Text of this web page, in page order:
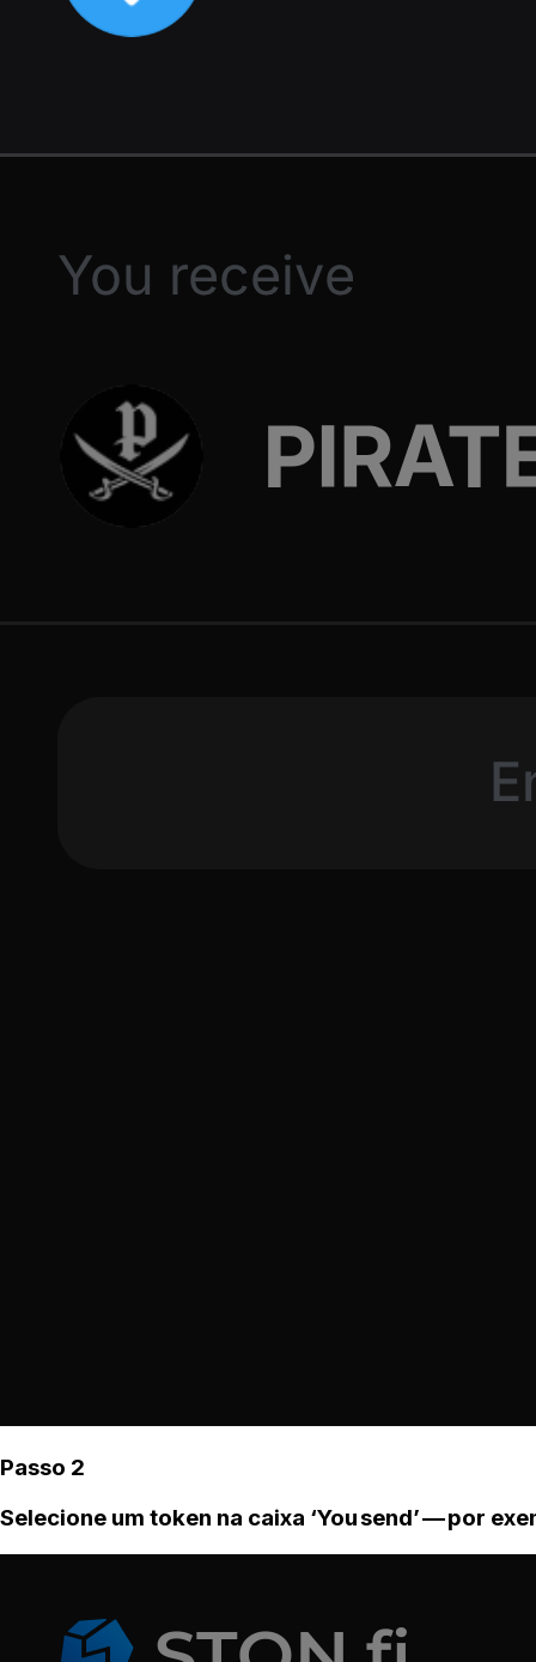
Passo 2
Selecione um token na caixa ‘You send’ — por